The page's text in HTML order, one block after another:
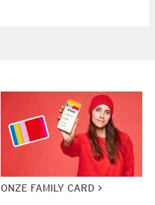
ONZE FAMILY CARD